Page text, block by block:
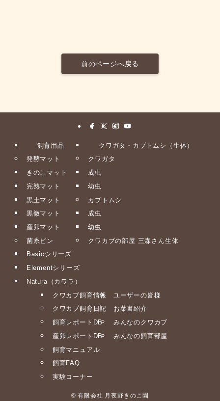
前のページへ戻る
飼育用品
発酵マット
きのこマット
完熟マット
黒土マット
黒微マット
産卵マット
菌糸ビン
Basicシリーズ
Elementシリーズ
Natura（カワラ）
クワガタ・カブトムシ（生体）
クワガタ
成虫
幼虫
カブトムシ
成虫
幼虫
クワカブの部屋 三森さん生体
クワカブ飼育情報
クワカブ飼育日記
飼育レポートDB
産卵レポートDB
飼育マニュアル
飼育FAQ
実験コーナー
ユーザーの皆様
お葉書紹介
みんなのクワカブ
みんなの飼育部屋
© 有限会社 月夜野きのこ園